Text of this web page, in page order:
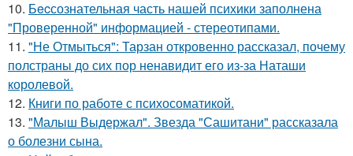
10. Бecсознательная часть нашей психики заполнена
"Проверенной" информацией - стереотипами.
11. "Не Отмыться": Тарзан откровенно рассказал, почему
полстраны до сих пор ненавидит его из-за Наташи
королевой.
12. Книги по работе с психосоматикой.
13. "Малыш Выдержал". Звезда "Сашитани" рассказала
о болезни сына.